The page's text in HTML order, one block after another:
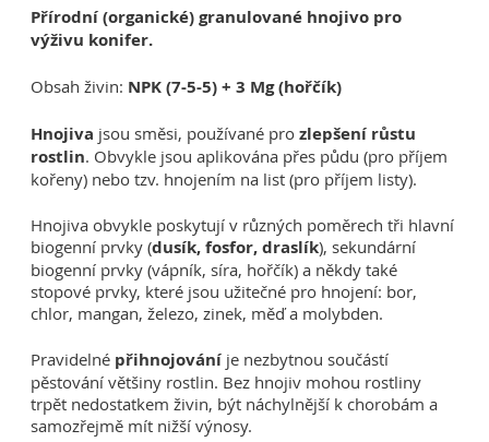
Přírodní (organické) granulované hnojivo pro
výživu konifer.
Obsah živin: NPK (7-5-5) + 3 Mg (hořčík)
Hnojiva jsou směsi, používané prozlepšení růstu
rostlin. Obvykle jsou aplikována přes půdu (pro příjem
kořeny) nebo tzv. hnojením na list (pro příjem listy).
Hnojiva obvykle poskytují v různých poměrech tři hlavní
biogenní prvky (dusík, fosfor, draslík), sekundární
biogenní prvky (vápník, síra, hořčík) a někdy také
stopové prvky, které jsou užitečné pro hnojení: bor,
chlor, mangan, železo, zinek, měď a molybden.
Pravidelné přihnojování je nezbytnou součástí
pěstování většiny rostlin. Bez hnojiv mohou rostliny
trpět nedostatkem živin, být náchylnější k chorobám a
samozřejmě mít nižší výnosy.